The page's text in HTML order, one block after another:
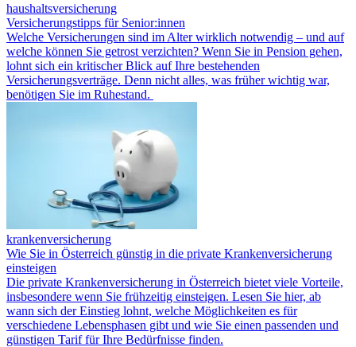
haushaltsversicherung
Versicherungstipps für Senior:innen
Welche Versicherungen sind im Alter wirklich notwendig – und auf
welche können Sie getrost verzichten? Wenn Sie in Pension gehen,
lohnt sich ein kritischer Blick auf Ihre bestehenden
Versicherungsverträge. Denn nicht alles, was früher wichtig war,
benötigen Sie im Ruhestand.
krankenversicherung
Wie Sie in Österreich günstig in die private Krankenversicherung
einsteigen
Die private Krankenversicherung in Österreich bietet viele Vorteile,
insbesondere wenn Sie frühzeitig einsteigen. Lesen Sie hier, ab
wann sich der Einstieg lohnt, welche Möglichkeiten es für
verschiedene Lebensphasen gibt und wie Sie einen passenden und
günstigen Tarif für Ihre Bedürfnisse finden.